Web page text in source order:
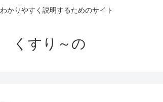
かりやすく説明するためのサイト
くすり～の